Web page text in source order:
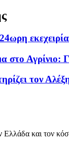
στο Αγρίνιο:
τον
Ελλάδα και τον